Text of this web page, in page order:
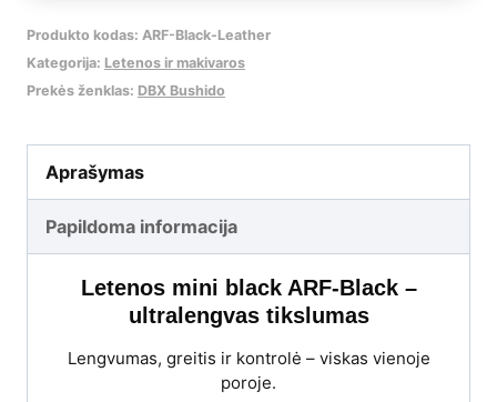
Produkto kodas: ARF-Black-Leather
Kategorija: Letenos ir makivaros
Prekės ženklas: DBX Bushido
Aprašymas
Papildoma informacija
Letenos mini black ARF-Black –
ultralengvas tikslumas
Lengvumas, greitis ir kontrolė – viskas vienoje
poroje.